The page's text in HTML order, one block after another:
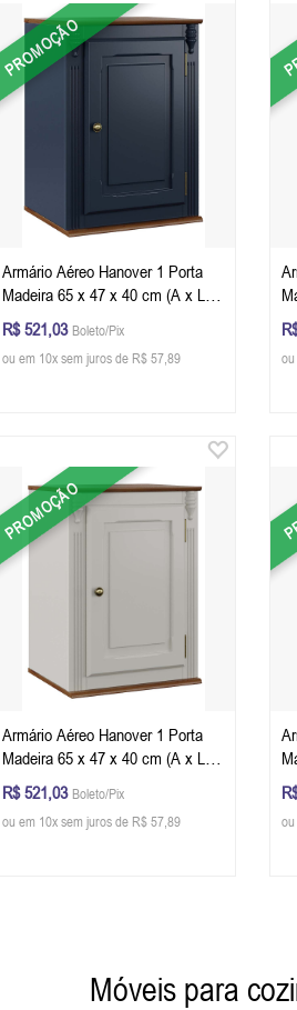
PROMOÇÃO
Armário Aéreo Hanover 1 Porta
Madeira 65 x 47 x 40 cm (A x L x
P) - Cor Azul Petróleo - Imbuia
Glazer
R$ 521,03 Boleto/Pix
ou em 10x sem juros de R$ 57,89
PROMOÇÃO
Armário Aéreo Hanover 1 Porta
Madeira 65 x 47 x 40 cm (A x L x
P) - Cor Offwhite - Imbuia Glazer
R$ 521,03 Boleto/Pix
ou em 10x sem juros de R$ 57,89
Móveis para